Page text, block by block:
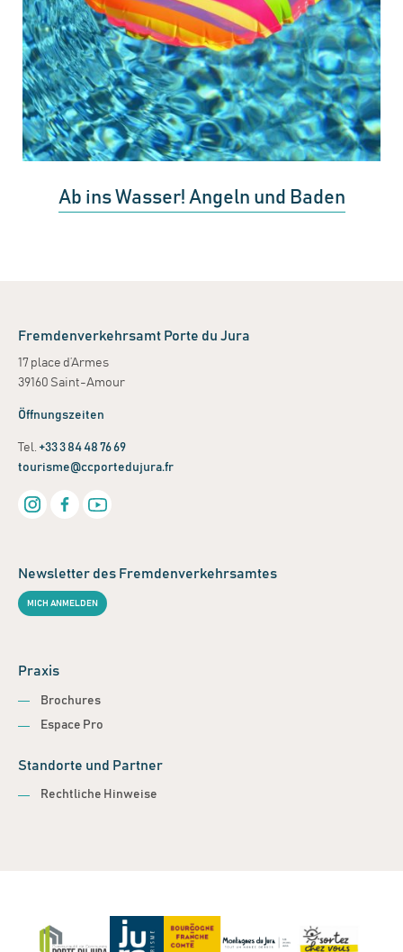
Ab ins Wasser! Angeln und Baden
Fremdenverkehrsamt Porte du Jura
17 place d’Armes
39160 Saint-Amour
Öffnungszeiten
Tel. +33 3 84 48 76 69
tourisme@ccportedujura.fr
Newsletter des Fremdenverkehrsamtes
MICH ANMELDEN
Praxis
Brochures
Espace Pro
Standorte und Partner
Rechtliche Hinweise